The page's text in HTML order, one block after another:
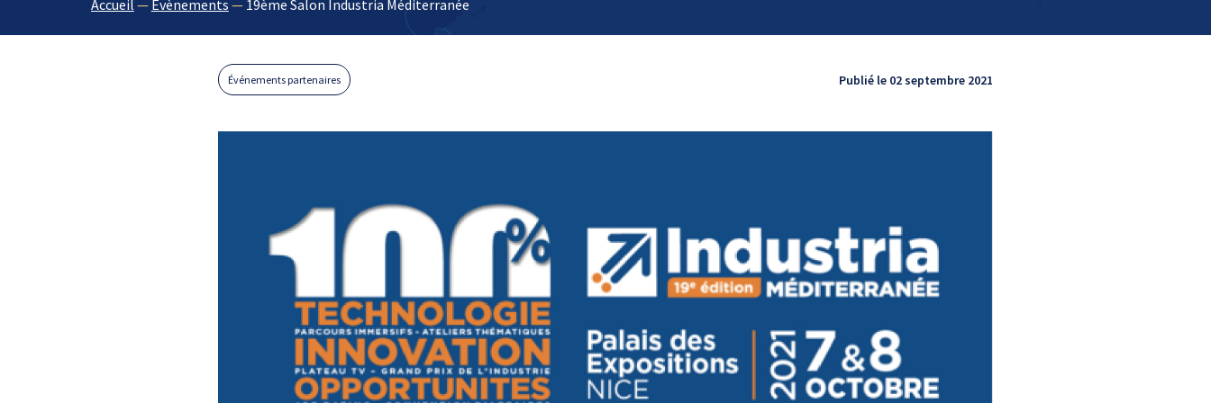
Accueil — Évènements — 19ème Salon Industria Méditerranée
Événements partenaires Publié le 02 septembre 2021